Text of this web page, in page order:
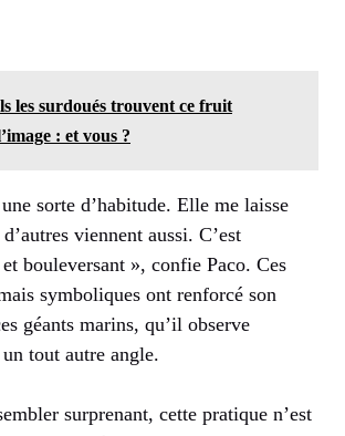
les surdoués trouvent ce fruit
: et vous ?
sorte d’habitude. Elle me laisse
viennent aussi. C’est
bouleversant », confie Paco. Ces
symboliques ont renforcé son
géants marins, qu’il observe
tout autre angle.
surprenant, cette pratique n’est